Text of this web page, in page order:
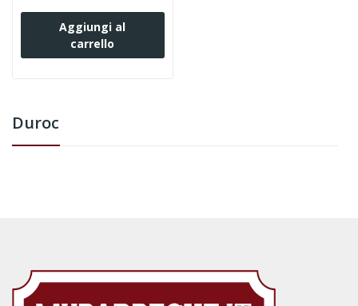
Duroc
Aggiungi al
carrello